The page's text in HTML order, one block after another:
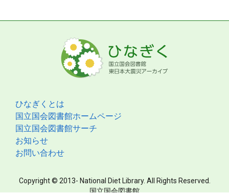
ひなぎくとは
国立国会図書館ホームページ
国立国会図書館サーチ
お知らせ
お問い合わせ
Copyright © 2013- National Diet Library. All Rights Reserved.